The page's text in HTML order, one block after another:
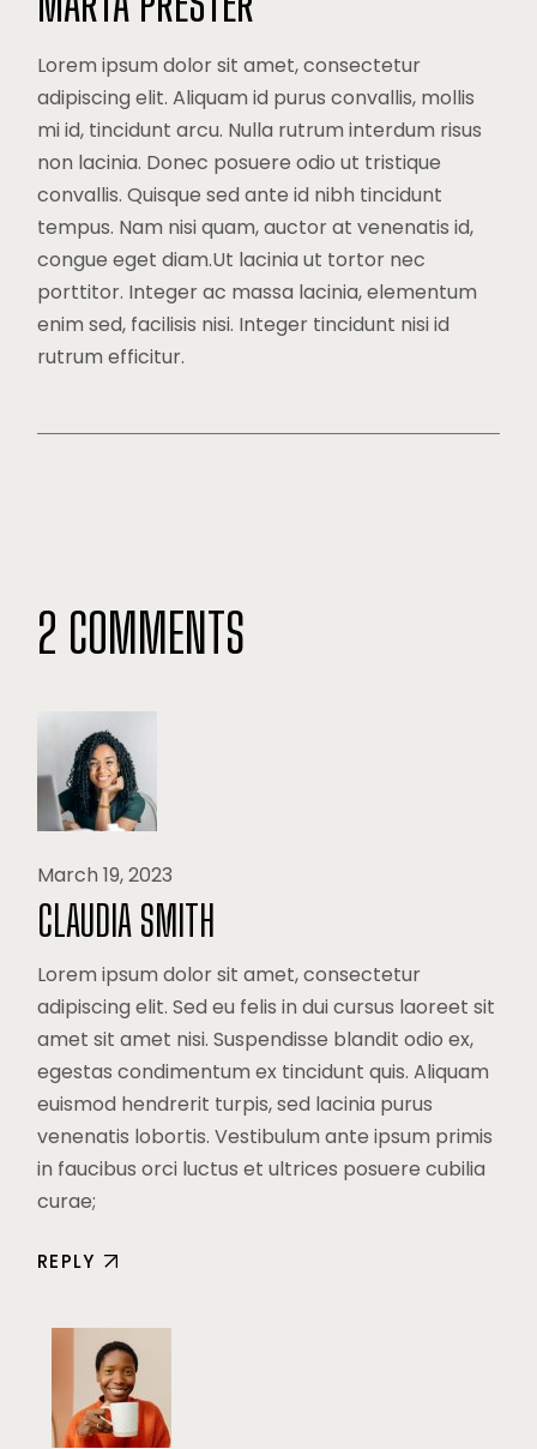
Lorem ipsum dolor sit amet, consectetur
adipiscing elit. Aliquam id purus convallis, mollis
mi id, tincidunt arcu. Nulla rutrum interdum risus
non lacinia. Donec posuere odio ut tristique
convallis. Quisque sed ante id nibh tincidunt
tempus. Nam nisi quam, auctor at venenatis id,
congue eget diam.Ut lacinia ut tortor nec
porttitor. Integer ac massa lacinia, elementum
enim sed, facilisis nisi. Integer tincidunt nisi id
rutrum efficitur.
2 COMMENTS
March 19, 2023
CLAUDIA SMITH
Lorem ipsum dolor sit amet, consectetur
adipiscing elit. Sed eu felis in dui cursus laoreet sit
amet sit amet nisi. Suspendisse blandit odio ex,
egestas condimentum ex tincidunt quis. Aliquam
euismod hendrerit turpis, sed lacinia purus
venenatis lobortis. Vestibulum ante ipsum primis
in faucibus orci luctus et ultrices posuere cubilia
curae;
REPLY